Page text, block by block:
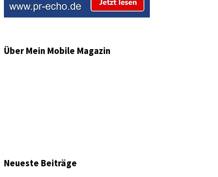
Über Mein Mobile Magazin
Neueste Beiträge